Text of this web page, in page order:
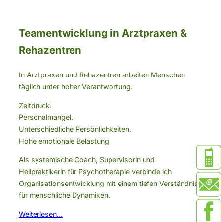
Teamentwicklung in Arztpraxen &
Rehazentren
In Arztpraxen und Rehazentren arbeiten Menschen
täglich unter hoher Verantwortung.
Zeitdruck.
Personalmangel.
Unterschiedliche Persönlichkeiten.
Hohe emotionale Belastung.
Als systemische Coach, Supervisorin und
Heilpraktikerin für Psychotherapie verbinde ich
Organisationsentwicklung mit einem tiefen Verständnis
für menschliche Dynamiken.
Weiterlesen…